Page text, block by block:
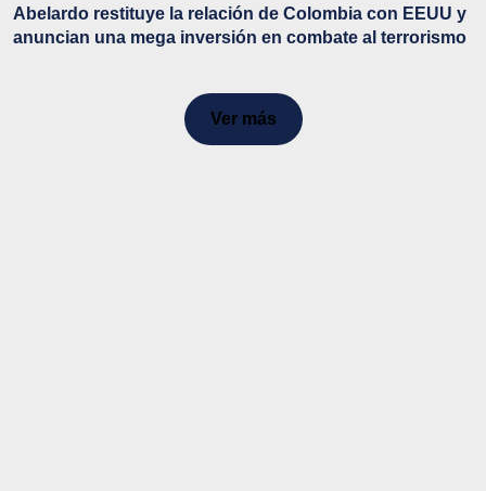
Abelardo restituye la relación de Colombia con EEUU y
anuncian una mega inversión en combate al terrorismo
Ver más